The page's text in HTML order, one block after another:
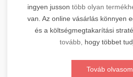
ingyen jusson több olyan
van. Az online vásárlás könnyen
és a költségmegtakarítási
tovább, hogy többet
Továb olvasom